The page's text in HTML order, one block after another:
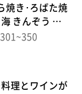
焼き･ろばた焼
きんぞう 仙
宮城野区榴
理とワインが